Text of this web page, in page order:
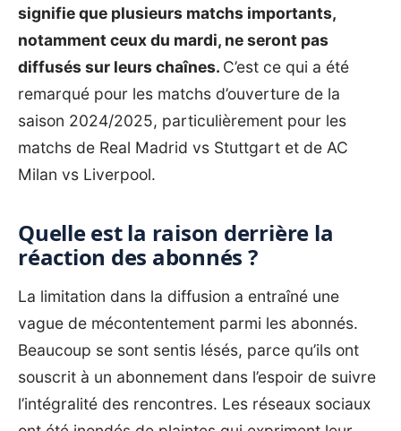
signifie que plusieurs matchs importants,
notamment ceux du mardi, ne seront pas
diffusés sur leurs chaînes. C’est ce qui a été
remarqué pour les matchs d’ouverture de la
saison 2024/2025, particulièrement pour les
matchs de Real Madrid vs Stuttgart et de AC
Milan vs Liverpool.
Quelle est la raison derrière la
réaction des abonnés ?
La limitation dans la diffusion a entraîné une
vague de mécontentement parmi les abonnés.
Beaucoup se sont sentis lésés, parce qu’ils ont
souscrit à un abonnement dans l’espoir de suivre
l’intégralité des rencontres. Les réseaux sociaux